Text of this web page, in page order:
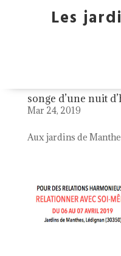
Les
songe d’une nuit
Mar 24, 2019
Aux jardins de